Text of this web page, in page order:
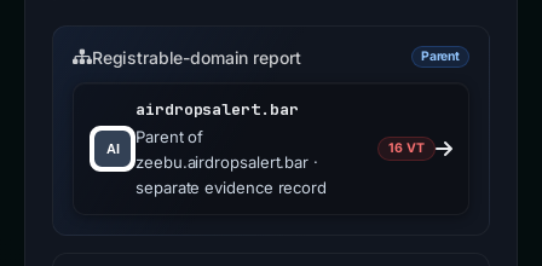
Registrable-domain report Parent
airdropsalert.bar
Parent of
zeebu.airdropsalert.bar ·
separate evidence record
16 VT